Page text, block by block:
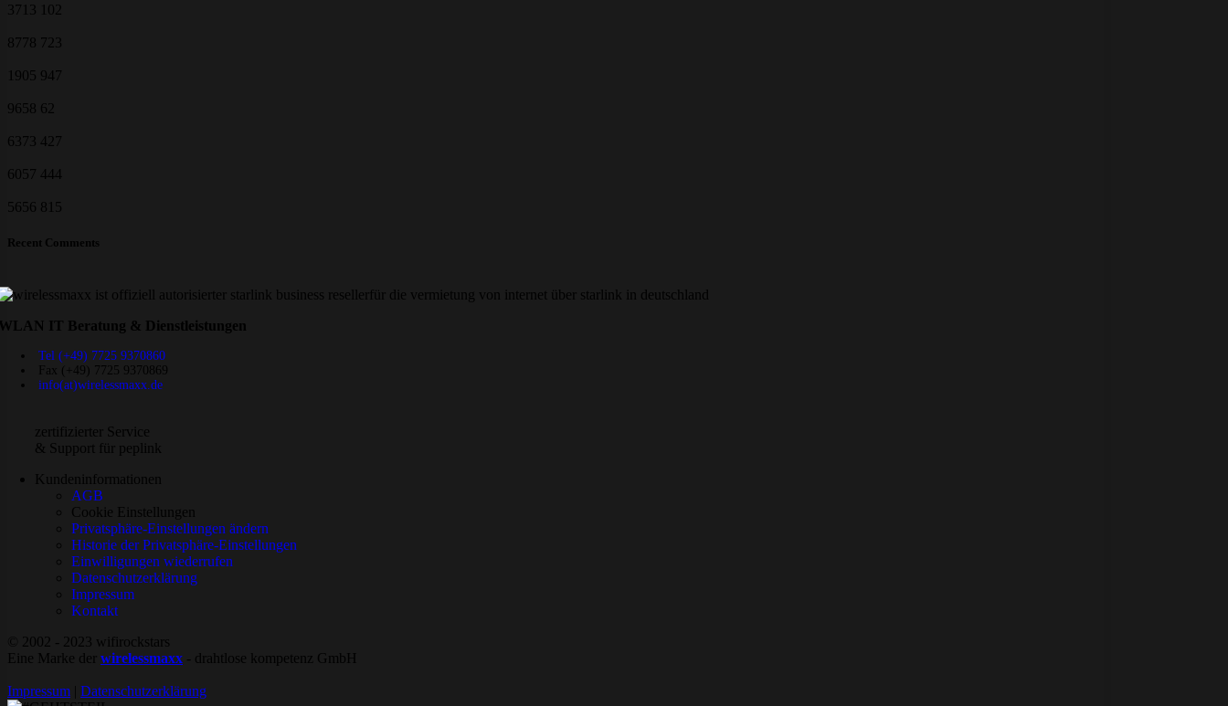
3713 102
8778 723
1905 947
9658 62
6373 427
6057 444
5656 815
Recent Comments
IT Beratung & Dienstleistungen
Tel (+49) 7725 9370860
Fax (+49) 7725 9370869
info(at)wirelessmaxx.de
zertifizierter Service
& Support für peplink
Kundeninformationen
AGB
Cookie Einstellungen
Privatsphäre-Einstellungen ändern
Historie der Privatsphäre-Einstellungen
Einwilligungen wiederrufen
Datenschutzerklärung
Impressum
Kontakt
© 2002 - 2023 wifirockstars
Eine Marke der wirelessmaxx - drahtlose kompetenz GmbH
Impressum Datenschutzerklärung